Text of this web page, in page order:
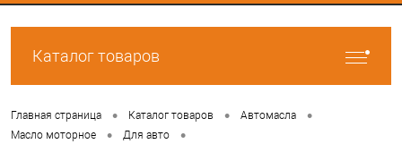
Каталог товаров
Главная страница • Каталог товаров • Автомасла •
Масло моторное • Для авто •